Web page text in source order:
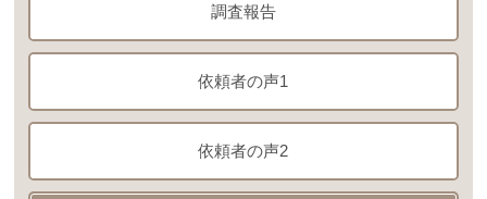
調査報告
依頼者の声1
依頼者の声2